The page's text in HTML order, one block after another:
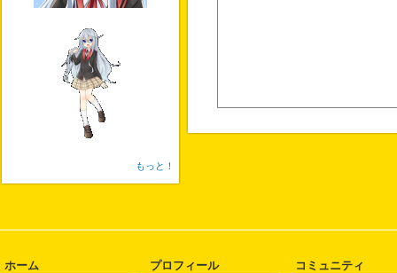
もっと！
ホーム プロフィール コミュニティ